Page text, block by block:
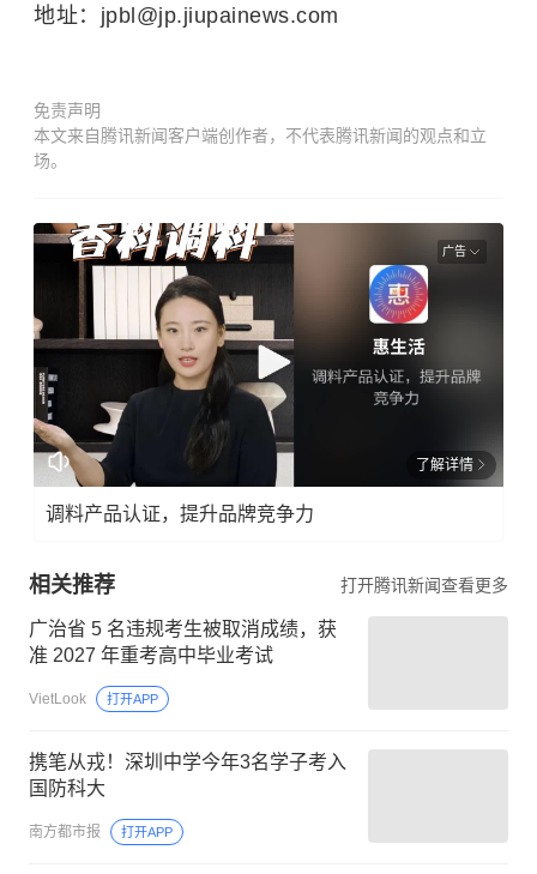
地址：jpbl@jp.jiupainews.com
免责声明
本文来自腾讯新闻客户端创作者，不代表腾讯新闻的观点和立
场。
广告
了解详情
调料产品认证，提升品牌竞争力
相关推荐 打开腾讯新闻查看更多
广治省 5 名违规考生被取消成绩，获
准 2027 年重考高中毕业考试
VietLook 打开APP
携笔从戎！深圳中学今年3名学子考入
国防科大
南方都市报 打开APP